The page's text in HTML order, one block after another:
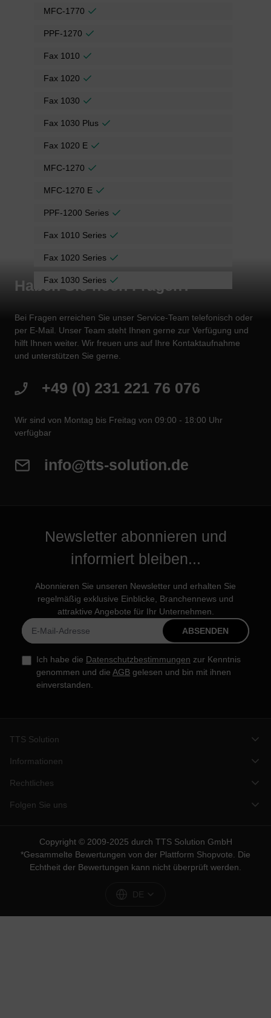
MFC-1770
PPF-1270
Fax 1010
Fax 1020
Fax 1030
Fax 1030 Plus
Fax 1020 E
MFC-1270
MFC-1270 E
PPF-1200 Series
Fax 1010 Series
Fax 1020 Series
Fax 1030 Series
Haben Sie noch Fragen?
Bei Fragen erreichen Sie unser Service-Team telefonisch oder
per E-Mail. Unser Team steht Ihnen gerne zur Verfügung und
hilft Ihnen weiter. Wir freuen uns auf Ihre Kontaktaufnahme
und unterstützen Sie gerne.
+49 (0) 231 221 76 076
Wir sind von Montag bis Freitag von 09:00 - 18:00 Uhr
verfügbar
info@tts-solution.de
Newsletter abonnieren und
informiert bleiben...
Abonnieren Sie unseren Newsletter und erhalten Sie
regelmäßig exklusive Einblicke, Branchennews und
attraktive Angebote für Ihr Unternehmen.
ABSENDEN
Ich habe die Datenschutzbestimmungen zur Kenntnis
genommen und die AGB gelesen und bin mit ihnen
einverstanden.
TTS Solution
Informationen
Rechtliches
Folgen Sie uns
Copyright © 2009-2025 durch TTS Solution GmbH
*Gesammelte Bewertungen von der Plattform Shopvote. Die
Echtheit der Bewertungen kann nicht überprüft werden.
DE